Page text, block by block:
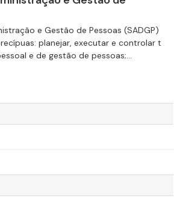
e Gestão de Pessoas (SADGP)
planejar, executar e controlar t
e de gestão de pessoas;...